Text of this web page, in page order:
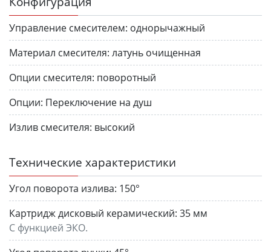
Управление смесителем: однорычажный
Материал смесителя: латунь очищенная
Опции смесителя: поворотный
Опции: Переключение на душ
Излив смесителя: высокий
Технические характеристики
Угол поворота излива: 150°
Картридж дисковый керамический: 35 мм
С функцией ЭКО.